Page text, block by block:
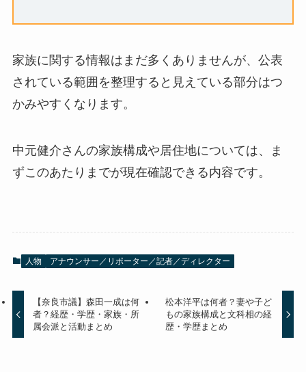
家族に関する情報はまだ多くありませんが、公表
されている範囲を整理すると見えている部分はつ
かみやすくなります。
中元健介さんの家族構成や居住地については、ま
ずこのあたりまでが現在確認できる内容です。
人物 アナウンサー／リポーター／記者／ディレクター
【奈良市議】森田一成は何
者？経歴・学歴・家族・所
属会派と活動まとめ
松本洋平は何者？妻や子ど
もの家族構成と文科相の経
歴・学歴まとめ